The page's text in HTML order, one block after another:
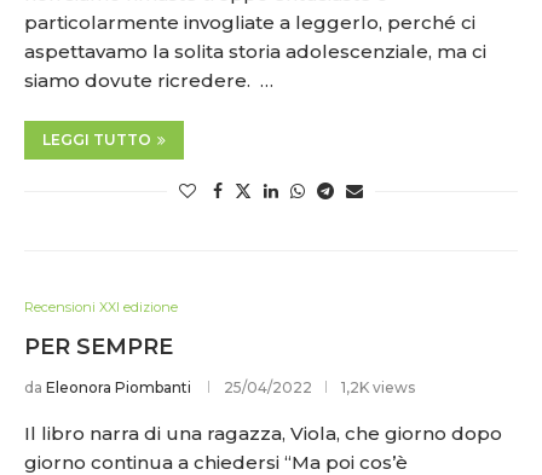
particolarmente invogliate a leggerlo, perché ci
aspettavamo la solita storia adolescenziale, ma ci
siamo dovute ricredere. …
LEGGI TUTTO
Recensioni XXI edizione
PER SEMPRE
da Eleonora Piombanti 25/04/2022 1,2K views
Il libro narra di una ragazza, Viola, che giorno dopo
giorno continua a chiedersi “Ma poi cos’è